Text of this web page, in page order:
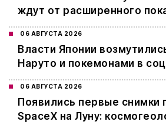
ждут от расширенного
06 АВГУСТА 2026
Власти Японии
Наруто и покемонами в
06 АВГУСТА 2026
Появились первые снимки
SpaceX на Луну: